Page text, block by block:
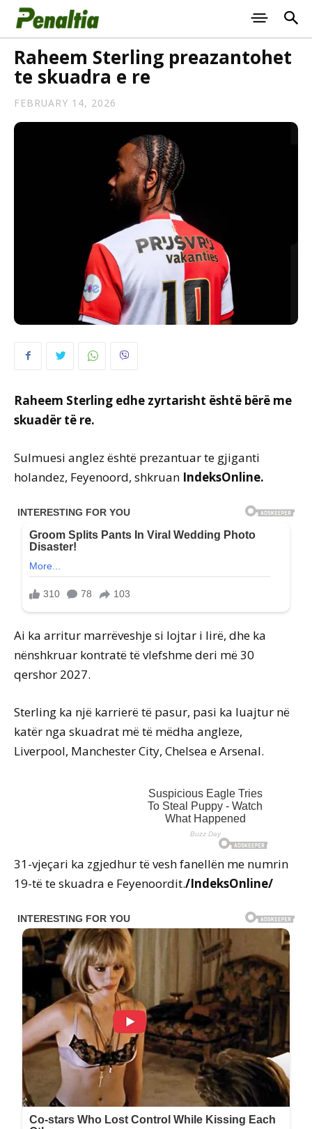
Raheem Sterling preazantohet
te skuadra e re
FEBRUARY 14, 2026
Raheem Sterling edhe zyrtarisht është bërë me
skuadër të re.
Sulmuesi anglez është prezantuar te gjiganti
holandez, Feyenoord, shkruan IndeksOnline.
Ai ka arritur marrëveshje si lojtar i lirë, dhe ka
nënshkruar kontratë të vlefshme deri më 30
qershor 2027.
Sterling ka një karrierë të pasur, pasi ka luajtur në
katër nga skuadrat më të mëdha angleze,
Liverpool, Manchester City, Chelsea e Arsenal.
31-vjeçari ka zgjedhur të vesh fanellën me numrin
19-të te skuadra e Feyenoordit./IndeksOnline/